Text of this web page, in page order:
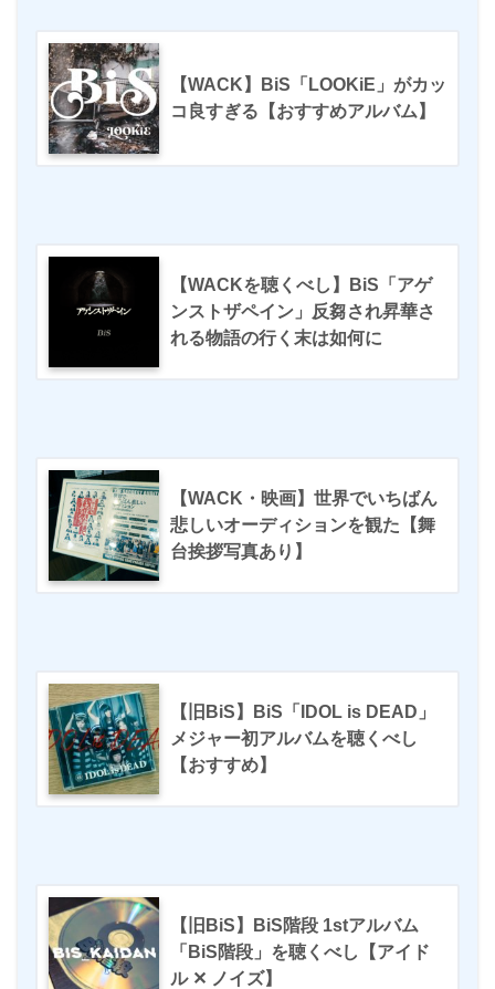
【WACK】BiS「LOOKiE」がカッ
コ良すぎる【おすすめアルバム】
【WACKを聴くべし】BiS「アゲ
ンストザペイン」反芻され昇華さ
れる物語の行く末は如何に
【WACK・映画】世界でいちばん
悲しいオーディションを観た【舞
台挨拶写真あり】
【旧BiS】BiS「IDOL is DEAD」
メジャー初アルバムを聴くべし
【おすすめ】
【旧BiS】BiS階段 1stアルバム
「BiS階段」を聴くべし【アイド
ル ✕ ノイズ】